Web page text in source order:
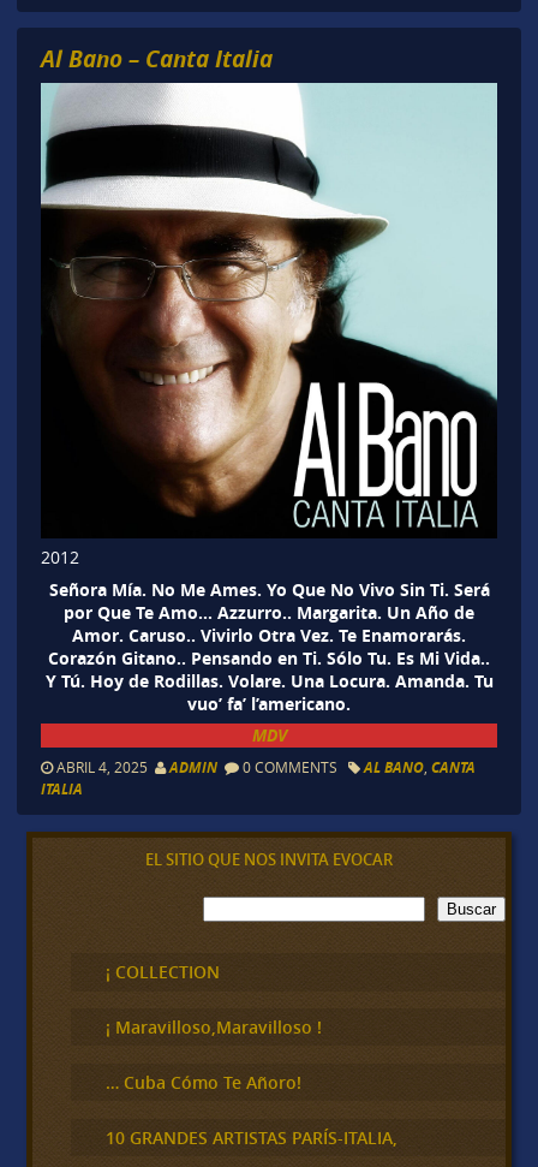
Al Bano – Canta Italia
2012
Señora Mía. No Me Ames. Yo Que No Vivo Sin Ti. Será
por Que Te Amo… Azzurro.. Margarita. Un Año de
Amor. Caruso.. Vivirlo Otra Vez. Te Enamorarás.
Corazón Gitano.. Pensando en Ti. Sólo Tu. Es Mi Vida..
Y Tú. Hoy de Rodillas. Volare. Una Locura. Amanda. Tu
vuo’ fa’ l’americano.
MDV
ABRIL 4, 2025 ADMIN 0 COMMENTS AL BANO, CANTA
ITALIA
EL SITIO QUE NOS INVITA EVOCAR
B
u
c
a
Buscar
¡ COLLECTION
¡ Maravilloso,Maravilloso !
… Cuba Cómo Te Añoro!
10 GRANDES ARTISTAS PARÍS-ITALIA,